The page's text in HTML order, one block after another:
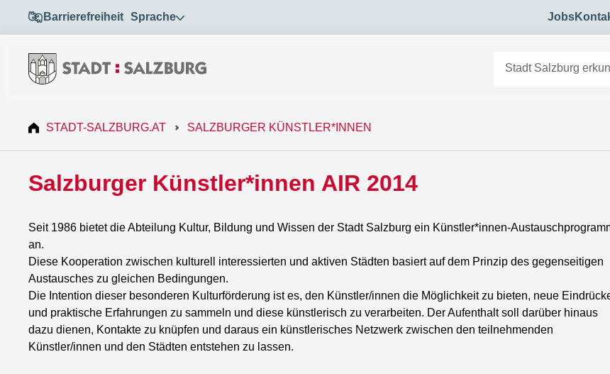
Barrierefreiheit Sprache Jobs
STADT-SALZBURG.AT SALZBURGER KÜNSTLER*INNEN
Salzburger Künstler*innen AIR 2014
Seit 1986 bietet die Abteilung Kultur, Bildung und Wissen der Stadt Salzburg ein Künstler*innen-
an.
Diese Kooperation zwischen kulturell interessierten und aktiven Städten basiert auf dem Prinzip des gegenseitigen
Austausches zu gleichen Bedingungen.
Die Intention dieser besonderen Kulturförderung ist es, den Künstler/innen die Möglichkeit zu bieten, neue
und praktische Erfahrungen zu sammeln und diese künstlerisch zu verarbeiten. Der Aufenthalt soll darüber hinaus
dazu dienen, Kontakte zu knüpfen und daraus ein künstlerisches Netzwerk zwischen den teilnehmenden
Künstler/innen und den Städten entstehen zu lassen.